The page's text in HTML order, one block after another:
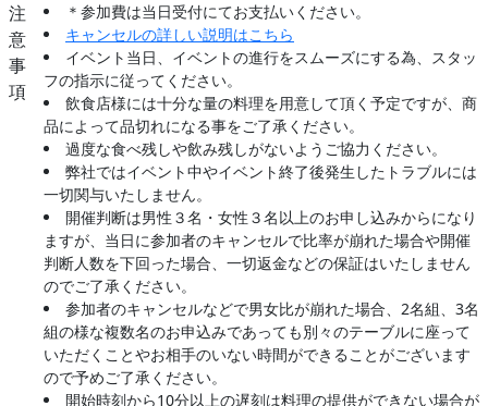
注
意
事
項
＊参加費は当日受付にてお支払いください。
キャンセルの詳しい説明はこちら
イベント当日、イベントの進行をスムーズにする為、スタッ
フの指示に従ってください。
飲食店様には十分な量の料理を用意して頂く予定ですが、商
品によって品切れになる事をご了承ください。
過度な食べ残しや飲み残しがないようご協力ください。
弊社ではイベント中やイベント終了後発生したトラブルには
一切関与いたしません。
開催判断は男性３名・女性３名以上のお申し込みからになり
ますが、当日に参加者のキャンセルで比率が崩れた場合や開催
判断人数を下回った場合、一切返金などの保証はいたしません
のでご了承ください。
参加者のキャンセルなどで男女比が崩れた場合、2名組、3名
組の様な複数名のお申込みであっても別々のテーブルに座って
いただくことやお相手のいない時間ができることがございます
ので予めご了承ください。
開始時刻から10分以上の遅刻は料理の提供ができない場合が